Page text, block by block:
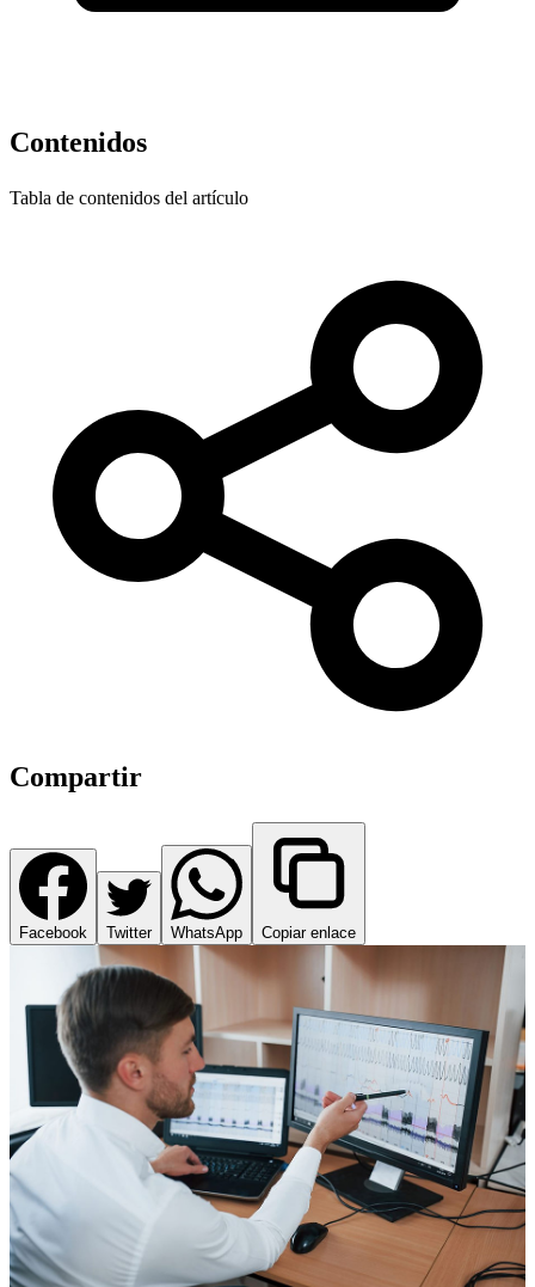
Contenidos
Tabla de contenidos del artículo
Compartir
Facebook Twitter WhatsApp Copiar enlace